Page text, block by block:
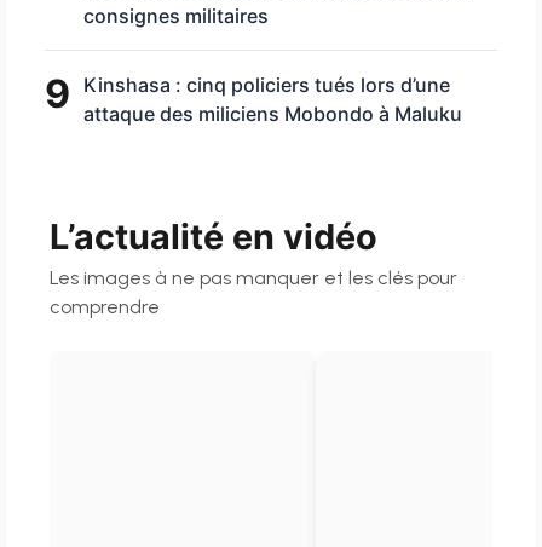
consignes militaires
9
Kinshasa : cinq policiers tués lors d’une
attaque des miliciens Mobondo à Maluku
L’actualité en vidéo
Les images à ne pas manquer et les clés pour
comprendre